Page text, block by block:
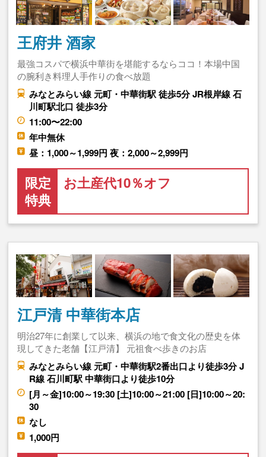
王府井 酒家
最強コスパで横浜中華街を堪能するならココ！本場中国
の腕利き料理人手作りの食べ放題
みなとみらい線 元町・中華街駅 徒歩5分 JR根岸線 石
川町駅北口 徒歩3分
11:00〜22:00
年中無休
昼：1,000～1,999円 夜：2,000～2,999円
限定
特典
お土産代10％オフ
江戸清 中華街本店
明治27年に創業して以来、横浜の地で食文化の歴史を体
現してきた老舗【江戸清】 元祖食べ歩きのお店
みなとみらい線 元町・中華街駅2番出口より徒歩3分 J
R線 石川町駅 中華街口より徒歩10分
[月～金]10:00～19:30 [土]10:00～21:00 [日]10:00～20:
30
なし
1,000円